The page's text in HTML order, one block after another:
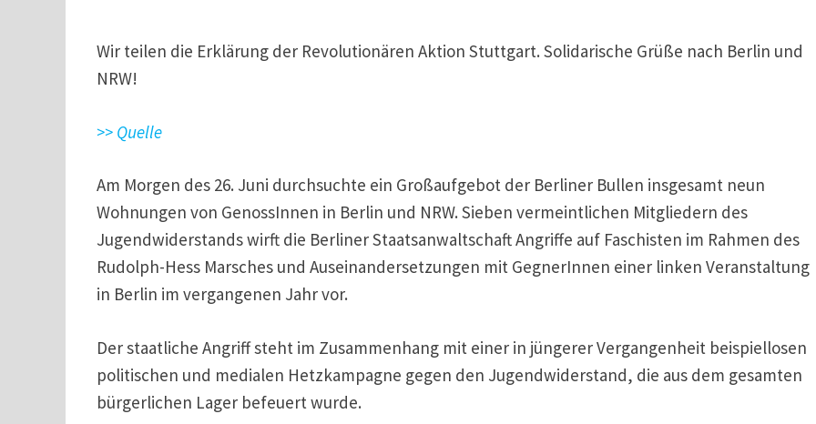
Wir teilen die Erklärung der Revolutionären Aktion Stuttgart. Solidarische Grüße nach Berlin und
NRW!
>> Quelle
Am Morgen des 26. Juni durchsuchte ein Großaufgebot der Berliner Bullen insgesamt neun
Wohnungen von GenossInnen in Berlin und NRW. Sieben vermeintlichen Mitgliedern des
Jugendwiderstands wirft die Berliner Staatsanwaltschaft Angriffe auf Faschisten im Rahmen des
Rudolph-Hess Marsches und Auseinandersetzungen mit GegnerInnen einer linken Veranstaltung
in Berlin im vergangenen Jahr vor.
Der staatliche Angriff steht im Zusammenhang mit einer in jüngerer Vergangenheit beispiellosen
politischen und medialen Hetzkampagne gegen den Jugendwiderstand, die aus dem gesamten
bürgerlichen Lager befeuert wurde.